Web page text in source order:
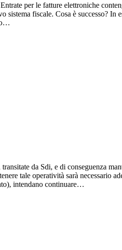
per le fatture elettroniche
fiscale. Cosa è successo? In
da Sdi, e di conseguenza
tale operatività sarà necessario
intendano continuare…